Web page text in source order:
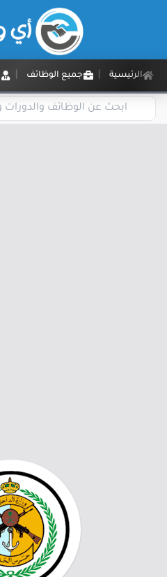
الرئيسية جميع الوظائف